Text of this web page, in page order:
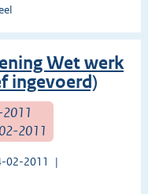
Wet werk
ingevoerd)
2011
2011
02-2011